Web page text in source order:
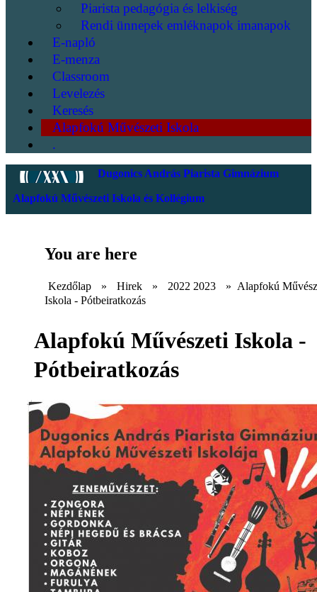
Piarista pedagógia és lelkiség
Rendi ünnepek emléknapok imanapok
E-napló
E-menza
Classroom
Levelezés
Keresés
Alapfokú Művészeti Iskola
.
Dugonics András Piarista Gimnázium
Alapfokú Művészeti Iskola és Kollégium
You are here
Kezdőlap » Hirek » 2022 2023 » Alapfokú
Iskola - Pótbeiratkozás
Alapfokú Művészeti Iskola -
Pótbeiratkozás